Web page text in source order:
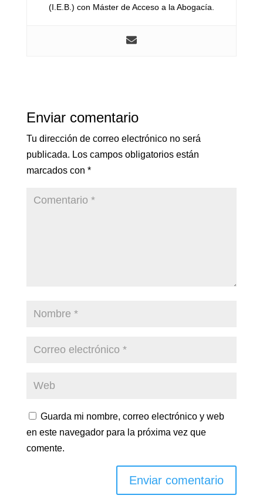
(I.E.B.) con Máster de Acceso a la Abogacía.
Enviar comentario
Tu dirección de correo electrónico no será
publicada. Los campos obligatorios están
marcados con *
Guarda mi nombre, correo electrónico y web
en este navegador para la próxima vez que
comente.